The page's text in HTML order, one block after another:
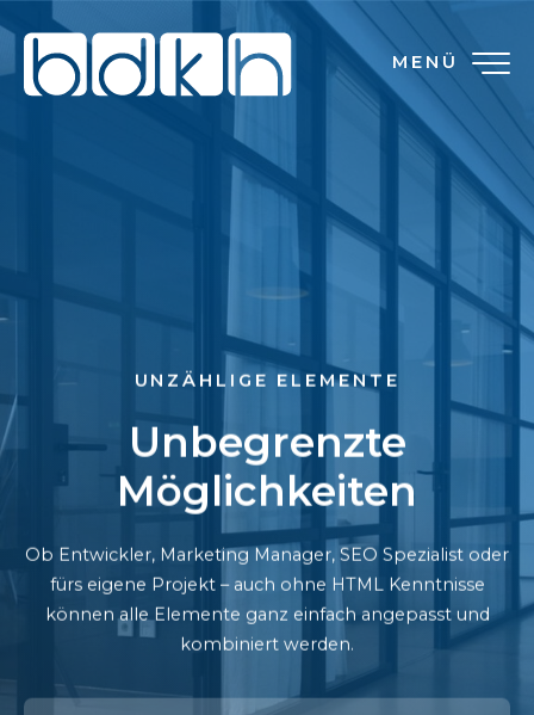
MENÜ
UNZÄHLIGE ELEMENTE
Unbegrenzte
Möglichkeiten
Ob Entwickler, Marketing Manager, SEO Spezialist oder
fürs eigene Projekt – auch ohne HTML Kenntnisse
können alle Elemente ganz einfach angepasst und
kombiniert werden.